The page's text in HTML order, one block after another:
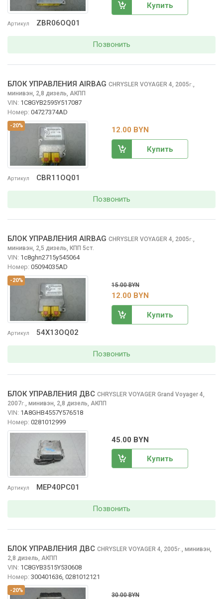
Артикул ZBR06OQ01
Купить
Позвонить
-20%
Артикул CBR11OQ01
БЛОК УПРАВЛЕНИЯ AIRBAG CHRYSLER VOYAGER 4, 2005г.,
минивэн, 2,8 дизель, АКПП
VIN: 1C8GYB2595Y517087
Номер: 04727374AD
12.00 BYN
Купить
Позвонить
-20%
Артикул 54X13OQ02
БЛОК УПРАВЛЕНИЯ AIRBAG CHRYSLER VOYAGER 4, 2005г.,
минивэн, 2,5 дизель, КПП 5ст.
VIN: 1c8ghn2715y545064
Номер: 05094035AD
15.00 BYN
12.00 BYN
Купить
Позвонить
Артикул MEP40PC01
БЛОК УПРАВЛЕНИЯ ДВС CHRYSLER VOYAGER Grand Voyager 4,
2007г. минивэн, 2,8 дизель, АКПП
VIN: 1A8GHB4557Y576518
Номер: 0281012999
45.00 BYN
Купить
Позвонить
-20%
БЛОК УПРАВЛЕНИЯ ДВС CHRYSLER VOYAGER 4, 2005г.
минивэн,
2,8 дизель, АКПП
VIN: 1C8GYB3515Y530608
Номер: 300401636, 0281012121
30.00 BYN